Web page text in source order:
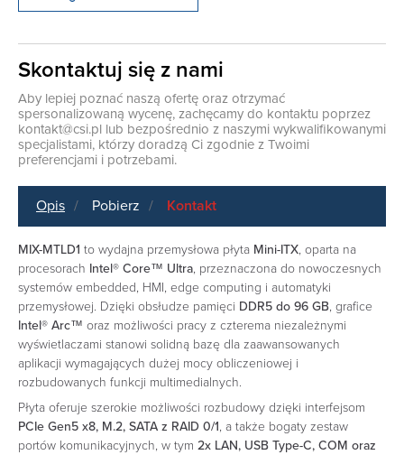
Skontaktuj się z nami
Aby lepiej poznać naszą ofertę oraz otrzymać
spersonalizowaną wycenę, zachęcamy do kontaktu poprzez
kontakt@csi.pl lub bezpośrednio z naszymi wykwalifikowanymi
specjalistami, którzy doradzą Ci zgodnie z Twoimi
preferencjami i potrzebami.
Opis Pobierz Kontakt
MIX-MTLD1 to wydajna przemysłowa płyta Mini-ITX, oparta na
procesorach Intel® Core™ Ultra, przeznaczona do nowoczesnych
systemów embedded, HMI, edge computing i automatyki
przemysłowej. Dzięki obsłudze pamięci DDR5 do 96 GB, grafice
Intel® Arc™ oraz możliwości pracy z czterema niezależnymi
wyświetlaczami stanowi solidną bazę dla zaawansowanych
aplikacji wymagających dużej mocy obliczeniowej i
rozbudowanych funkcji multimedialnych.
Płyta oferuje szerokie możliwości rozbudowy dzięki interfejsom
PCIe Gen5 x8, M.2, SATA z RAID 0/1, a także bogaty zestaw
portów komunikacyjnych, w tym 2x LAN, USB Type-C, COM oraz